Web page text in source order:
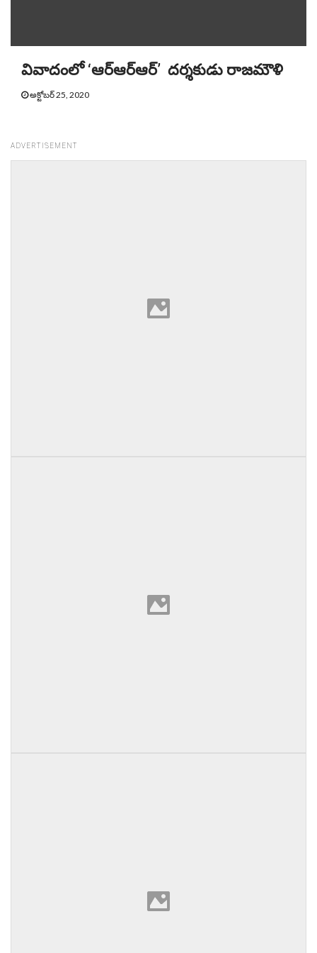
వివాదంలో ‘ఆర్‌ఆర్‌ఆర్’ దర్శకుడు రాజమౌళి
అక్టోబర్ 25, 2020
ADVERTISEMENT